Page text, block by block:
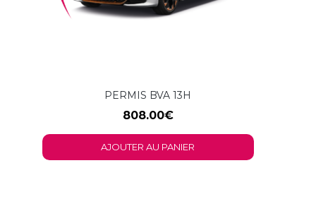
PERMIS BVA 13H
808.00€
AJOUTER AU PANIER